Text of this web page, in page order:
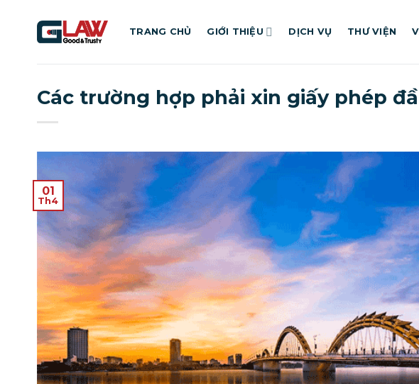
TRANG CHỦ GIỚI THIỆU DỊCH VỤ THƯ VIỆN
Các trường hợp phải xin giấy phép
01
Th4